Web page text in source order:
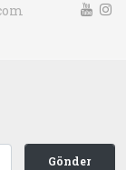
Gönder